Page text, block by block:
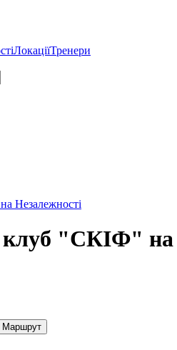
ЛокаціїТренери
Незалежності
"СКІФ" на
Маршрут